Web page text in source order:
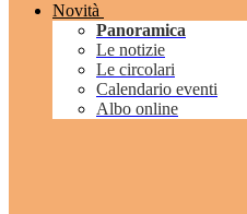
Novità
Panoramica
Le notizie
Le circolari
Calendario eventi
Albo online